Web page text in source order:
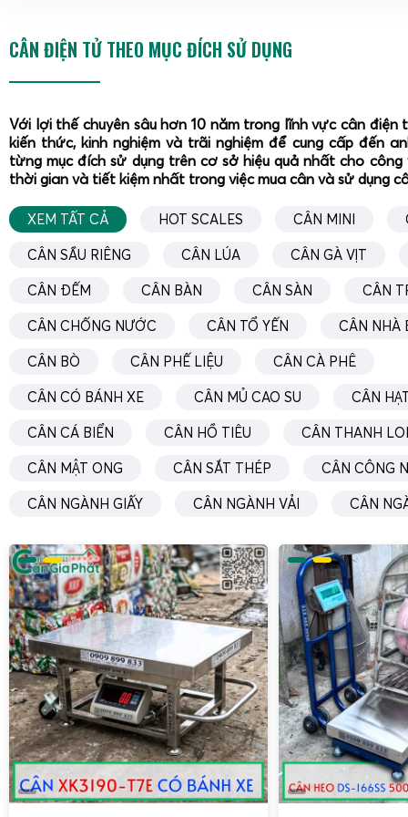
nhà xưởng. Dòng cân tính tiền 15kg hỗ trợ
thiết bị, tối ưu cho siêu thị, tạp hóa, cửa hàng thực
kho linh kiện, xưởng gia công. Cuối cùng, cân inox chống
15kg được thiết kế chuyên cho môi trường ẩm ướt, dễ vệ
Cân trọng lượng 15kg cho cửa hàng và sản xuất
Cân trọng lượng 15kglà dòng cân cơ bản nhất, chuyên
lượng hàng hóa với độ chính xác cao. Loại cân này
CÂN ĐIỆN TỬ THEO MỤC ĐÍCH SỬ DỤNG
Với lợi thế chuyên sâu hơn 10 năm trong lĩnh vực cân điện
kiến thức, kinh nghiệm và trãi nghiệm để cung cấp đến
từng mục đích sử dụng trên cơ sở hiệu quả nhất cho
thời gian và tiết kiệm nhất trong việc mua cân và sử dụng
XEM TẤT CẢ HOT SCALES CÂN MINI
CÂN SẦU RIÊNG CÂN LÚA CÂN GÀ VỊT
CÂN ĐẾM CÂN BÀN CÂN SÀN CÂN
CÂN CHỐNG NƯỚC CÂN TỔ YẾN CÂN NHÀ
CÂN BÒ CÂN PHẾ LIỆU CÂN CÀ PHÊ
CÂN CÓ BÁNH XE CÂN MỦ CAO SU CÂN
CÂN CÁ BIỂN CÂN HỒ TIÊU CÂN THANH
CÂN MẬT ONG CÂN SẮT THÉP CÂN CÔNG
CÂN NGÀNH GIẤY CÂN NGÀNH VẢI CÂN